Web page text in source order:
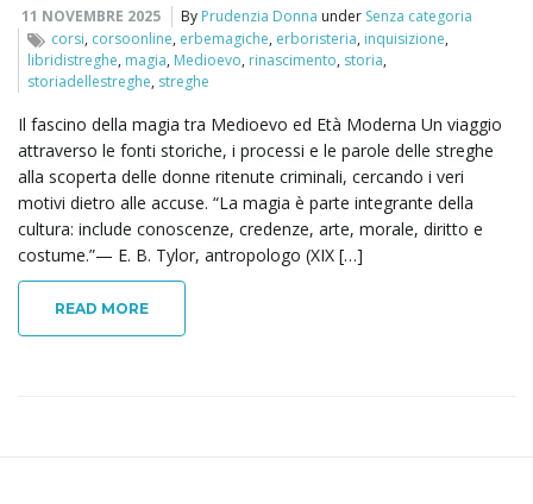
11 NOVEMBRE 2025 By Prudenzia Donna under Senza categoria
corsi, corsoonline, erbemagiche, erboristeria, inquisizione,
libridistreghe, magia, Medioevo, rinascimento, storia,
storiadellestreghe, streghe
Il fascino della magia tra Medioevo ed Età Moderna Un viaggio
attraverso le fonti storiche, i processi e le parole delle streghe
alla scoperta delle donne ritenute criminali, cercando i veri
motivi dietro alle accuse. “La magia è parte integrante della
cultura: include conoscenze, credenze, arte, morale, diritto e
costume.”— E. B. Tylor, antropologo (XIX […]
READ MORE